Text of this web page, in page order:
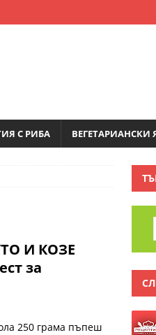
С РИБА ВЕГЕТАРИАНСКИ
И КОЗЕ
за
250 грама пъпеш